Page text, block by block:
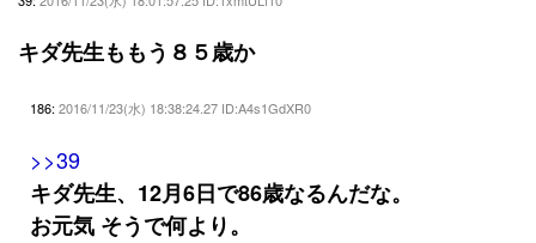
キダ先生ももう８５歳か
186: 2016/11/23(水) 18:38:24.27 ID:A4s1GdXR0
>>39
キダ先生、12月6日で86歳なるんだな。
お元気 そうで何より。